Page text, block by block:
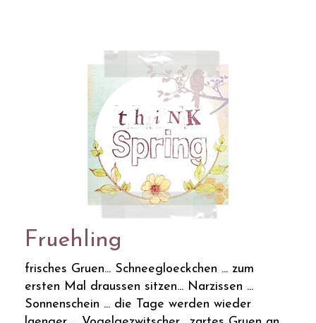
Fruehling
frisches Gruen... Schneegloeckchen ... zum
ersten Mal draussen sitzen... Narzissen ...
Sonnenschein ... die Tage werden wieder